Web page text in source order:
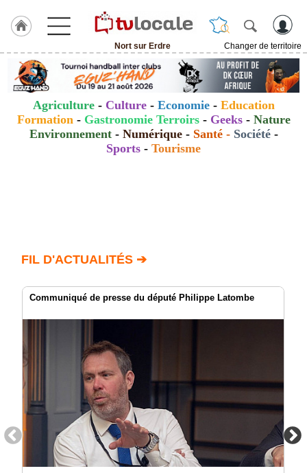
Nort sur Erdre
Changer de territoire
J'adhère
Hulcoq
ACCUEIL
Nort
Gazette
Médias
Blogs
Prémium
Inscription
annuaire
Agriculture- Culture - Economie- Education
Formation - Gastronomie Terroirs- Geeks- Nature
Environnement- Numérique- Santé- Société-
Sports - Tourisme
FIL D'ACTUALITÉS ➔
Communiqué de presse du député Philippe Latombe